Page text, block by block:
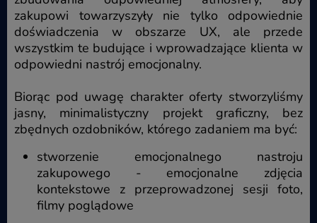
zakupowi towarzyszyły nie tylko odpowiednie
doświadczenia w obszarze UX, ale przede
wszystkim te budujące i wprowadzające klienta w
odpowiedni nastrój emocjonalny.
Biorąc pod uwagę charakter oferty stworzyliśmy
jasny, minimalistyczny projekt graficzny, bez
zbędnych ozdobników, którego zadaniem ma być:
stworzenie emocjonalnego nastroju
zakupowego - emocjonalne zdjęcia
kontekstowe z przeprowadzonej sesji foto,
filmy poglądowe